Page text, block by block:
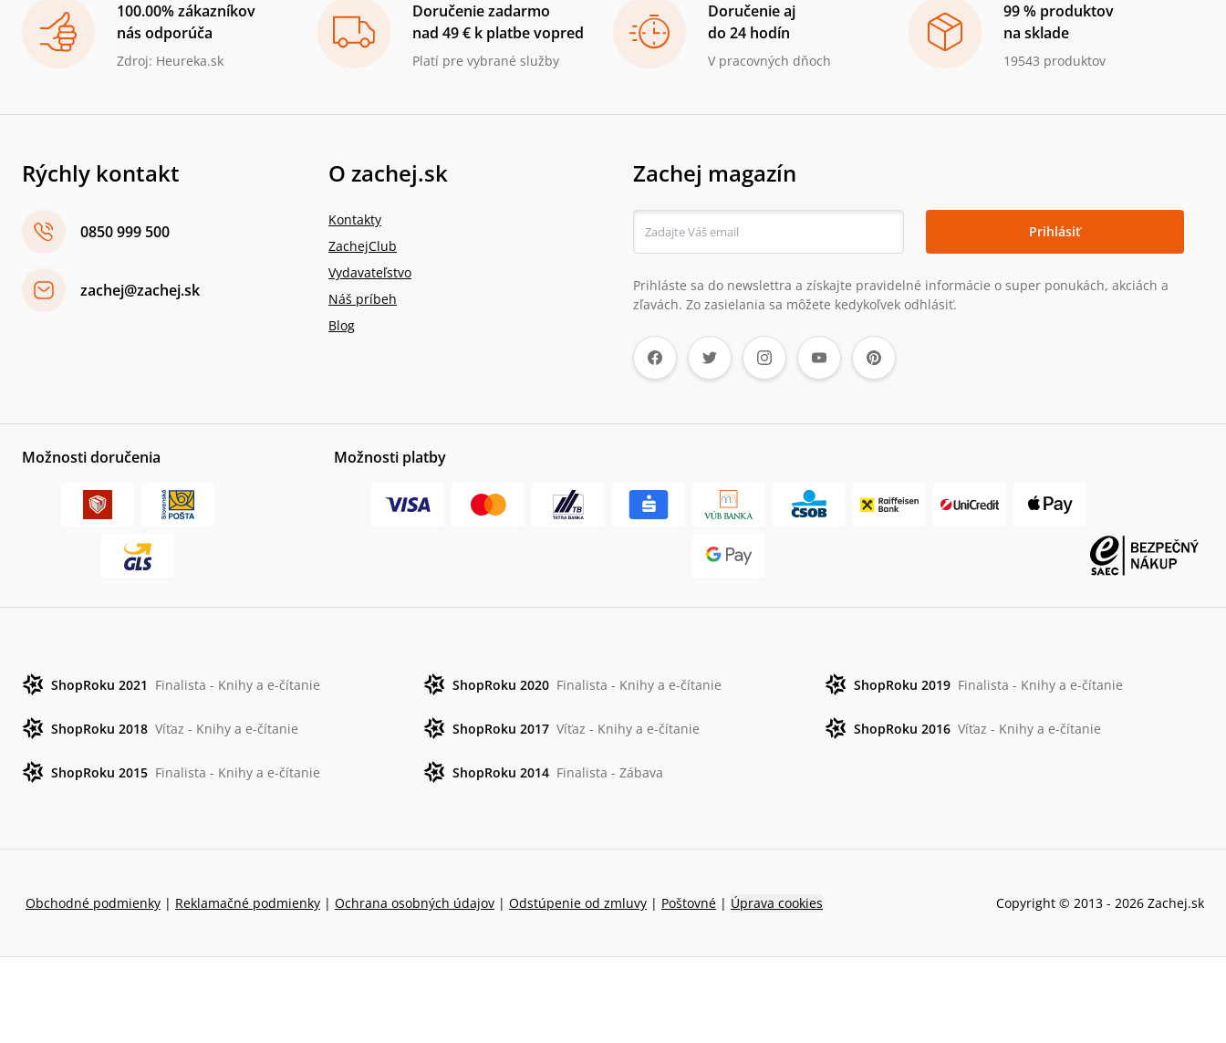
100.00% zákazníkov
nás odporúča
Zdroj: Heureka.sk
Doručenie zadarmo
nad 49 € k platbe vopred
Platí pre vybrané služby
Doručenie aj
do 24 hodín
V pracovných dňoch
99 % produktov
na sklade
19543 produktov
Rýchly kontakt
0850 999 500
zachej@zachej.sk
O zachej.sk
Kontakty
ZachejClub
Vydavateľstvo
Náš príbeh
Blog
Zachej magazín
Prihlásiť
Prihláste sa do newslettra a získajte pravidelné informácie o super ponukách, akciách a
zľavách. Zo zasielania sa môžete kedykoľvek odhlásiť.
Možnosti doručenia Možnosti platby
ShopRoku 2021 Finalista - Knihy a e-čítanie ShopRoku 2020 Finalista - Knihy a e-čítanie ShopRoku 2019 Finalista - Knihy a e-čítanie
ShopRoku 2018 Víťaz - Knihy a e-čítanie ShopRoku 2017 Víťaz - Knihy a e-čítanie ShopRoku 2016 Víťaz - Knihy a e-čítanie
ShopRoku 2015 Finalista - Knihy a e-čítanie ShopRoku 2014 Finalista - Zábava
Obchodné podmienky | Reklamačné podmienky | Ochrana osobných údajov | Odstúpenie od zmluvy | Poštovné | Úprava cookies Copyright © 2013 - 2026 Zachej.sk